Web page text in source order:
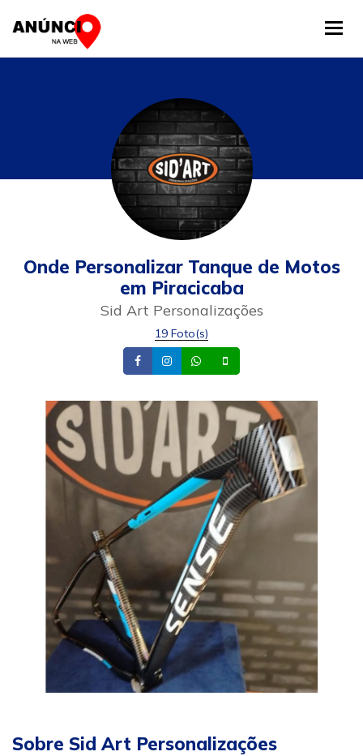
Onde Personalizar Tanque de Motos
em Piracicaba
Sid Art Personalizações
19 Foto(s)
FacebookInstagramWhatsapp
Sobre Sid Art Personalizações